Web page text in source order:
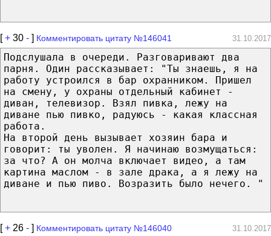
[+ 30 - ] Комментировать цитату №146041 31.10.2017
Подслушала в очереди. Разговаривают два
парня. Один рассказывает: "Ты знаешь, я на
работу устроился в бар охранником. Пришел
на смену, у охраны отдельный кабинет -
диван, телевизор. Взял пивка, лежу на
диване пью пивко, радуюсь - какая классная
работа.
На второй день вызывает хозяин бара и
говорит: ты уволен. Я начинаю возмущаться:
за что? А он молча включает видео, а там
картина маслом - в зале драка, а я лежу на
диване и пью пиво. Возразить было нечего. "
[+ 26 - ] Комментировать цитату №146040 31.10.2017